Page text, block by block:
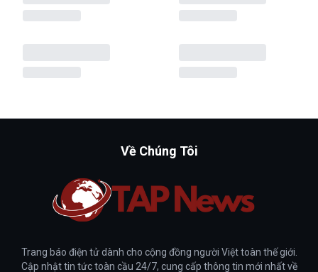
Về Chúng Tôi
Trang báo điện tử dành cho cộng đồng người Việt toàn thế giới.
Cập nhật tin tức toàn cầu 24/7, cung cấp thông tin mới nhất về